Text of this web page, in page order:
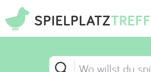
SPIELPLATZTREFF